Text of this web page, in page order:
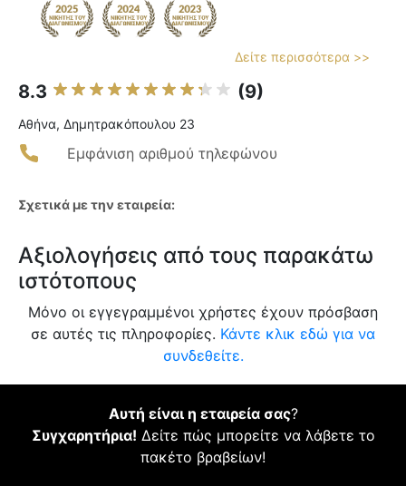
Δείτε περισσότερα >>
8.3 (9)
Αθήνα, Δημητρακόπουλου 23
Εμφάνιση αριθμού τηλεφώνου
Σχετικά με την εταιρεία:
Αξιολογήσεις από τους παρακάτω
ιστότοπους
Μόνο οι εγγεγραμμένοι χρήστες έχουν πρόσβαση
σε αυτές τις πληροφορίες. Κάντε κλικ εδώ για να
συνδεθείτε.
Αυτή είναι η εταιρεία σας?
Συγχαρητήρια! Δείτε πώς μπορείτε να λάβετε το
πακέτο βραβείων!